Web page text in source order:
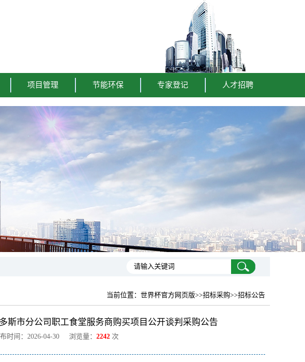
项目管理 节能环保 专家登记 人才招聘
当前位置： 世界杯官方网页版>>招标采购>>招标公告
斯市分公司职工食堂服务商购买项目公开谈判采购公告
时间：2026-04-30 浏览量： 2242 次